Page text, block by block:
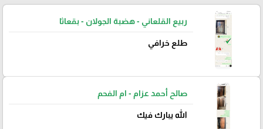
ربيع القلعاني - هضبة الجولان - بقعاثا
طلع خرافي
صالح أحمد عزام - ام الفحم
الله يبارك فيك